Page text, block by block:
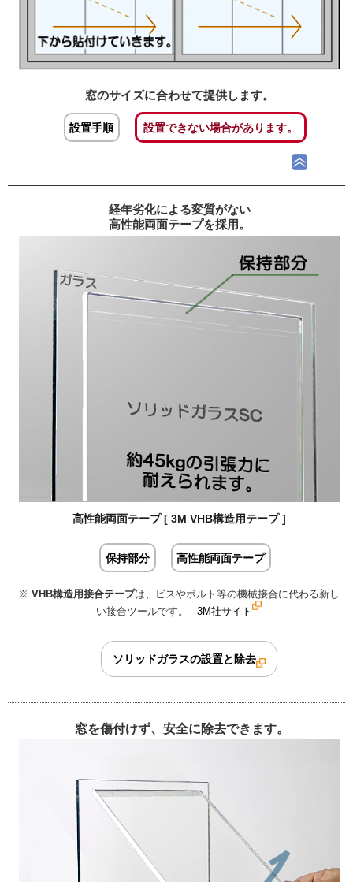
窓のサイズに合わせて提供します。
設置手順 設置できない場合があります。
経年劣化による変質がない
高性能両面テープを採用。
高性能両面テープ [ 3M VHB構造用テープ ]
保持部分 高性能両面テープ
※ VHB構造用接合テープは、ビスやボルト等の機械接合に代わる新し
い接合ツールです。3M社サイト
ソリッドガラスの設置と除去
窓を傷付けず、安全に除去できます。